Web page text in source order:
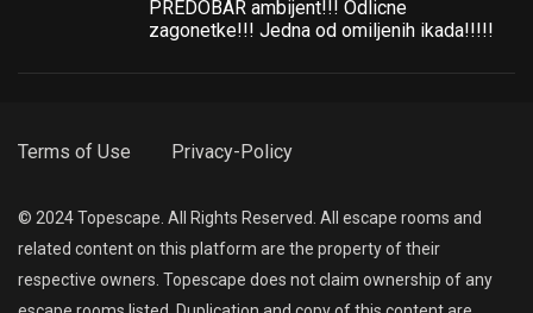
PREDOBAR ambijent!!! Odlicne
zagonetke!!! Jedna od omiljenih ikada!!!!!
Terms of Use Privacy-Policy
© 2024 Topescape. All Rights Reserved. All escape rooms and
related content on this platform are the property of their
respective owners. Topescape does not claim ownership of any